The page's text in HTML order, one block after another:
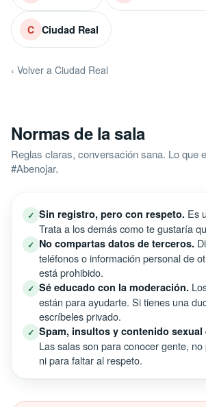
C Ciudad Real
‹ Volver a Ciudad Real
Normas de la sala
Reglas claras, conversación sana. Lo que
#Abenojar.
✓ Sin registro, pero con respeto. Es
Trata a los demás como te gustaría
✓ No compartas datos de terceros.
teléfonos o información personal de
está prohibido.
✓ Sé educado con la moderación.
están para ayudarte. Si tienes una
escríbeles privado.
✓ Spam, insultos y contenido sexual
Las salas son para conocer gente,
ni para faltar al respeto.